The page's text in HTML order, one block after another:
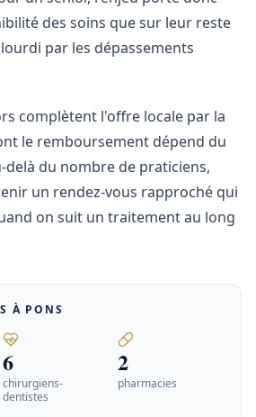
des soins que sur leur reste
par les dépassements
complètent l'offre locale par la
le remboursement dépend du
du nombre de praticiens,
un rendez-vous rapproché qui
on suit un traitement au long
À PONS
6
chirurgiens-
dentistes
2
pharmacies